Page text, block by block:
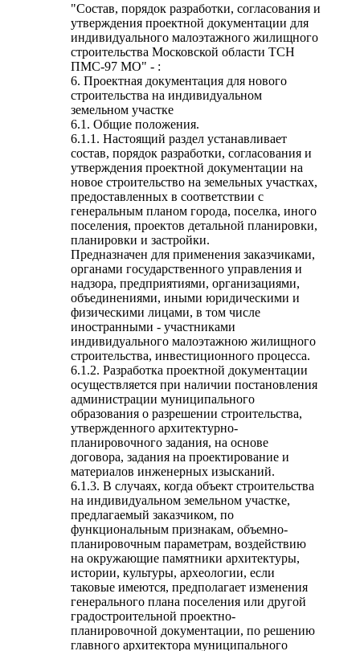
"Состав, порядок разработки, согласования и
утверждения проектной документации для
индивидуального малоэтажного жилищного
строительства Московской области ТСН
ПМС-97 МО" - :
6. Проектная документация для нового
строительства на индивидуальном
земельном участке
6.1. Общие положения.
6.1.1. Настоящий раздел устанавливает
состав, порядок разработки, согласования и
утверждения проектной документации на
новое строительство на земельных участках,
предоставленных в соответствии с
генеральным планом города, поселка, иного
поселения, проектов детальной планировки,
планировки и застройки.
Предназначен для применения заказчиками,
органами государственного управления и
надзора, предприятиями, организациями,
объединениями, иными юридическими и
физическими лицами, в том числе
иностранными - участниками
индивидуального малоэтажною жилищного
строительства, инвестиционного процесса.
6.1.2. Разработка проектной документации
осуществляется при наличии постановления
администрации муниципального
образования о разрешении строительства,
утвержденного архитектурно-
планировочного задания, на основе
договора, задания на проектирование и
материалов инженерных изысканий.
6.1.3. В случаях, когда объект строительства
на индивидуальном земельном участке,
предлагаемый заказчиком, по
функциональным признакам, объемно-
планировочным параметрам, воздействию
на окружающие памятники архитектуры,
истории, культуры, археологии, если
таковые имеются, предполагает изменения
генерального плана поселения или другой
градостроительной проектно-
планировочной документации, по решению
главного архитектора муниципального